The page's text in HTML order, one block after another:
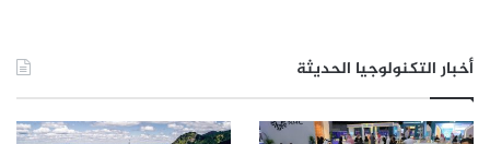
أخبار التكنولوجيا الحديثة